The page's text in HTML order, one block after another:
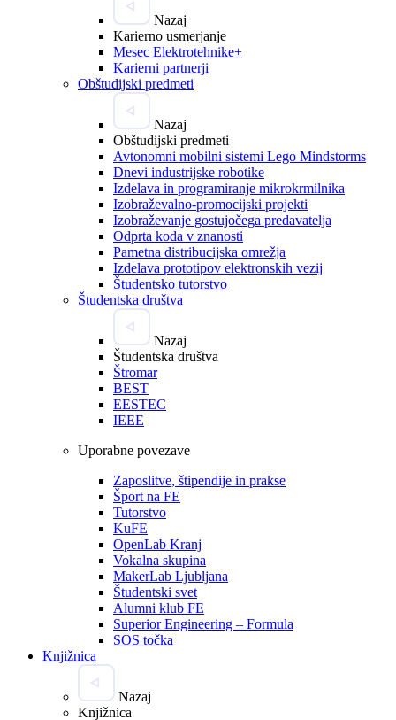
Nazaj
Karierno usmerjanje
Mesec Elektrotehnike+
Karierni partnerji
Obštudijski predmeti
Nazaj
Obštudijski predmeti
Avtonomni mobilni sistemi Lego Mindstorms
Dnevi industrijske robotike
Izdelava in programiranje mikrokrmilnika
Izobraževalno-promocijski projekti
Izobraževanje gostujočega predavatelja
Odprta koda v znanosti
Pametna distribucijska omrežja
Izdelava prototipov elektronskih vezij
Študentsko tutorstvo
Študentska društva
Nazaj
Študentska društva
Štromar
BEST
EESTEC
IEEE
Uporabne povezave
Zaposlitve, štipendije in prakse
Šport na FE
Tutorstvo
KuFE
OpenLab Kranj
Vokalna skupina
MakerLab Ljubljana
Študentski svet
Alumni klub FE
Superior Engineering – Formula
SOS točka
Knjižnica
Nazaj
Knjižnica